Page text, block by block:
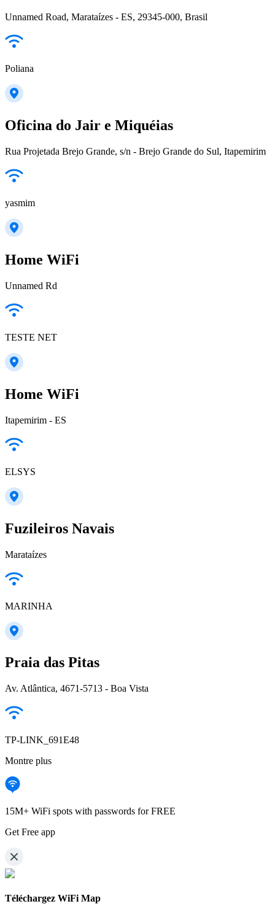
Unnamed Road, Marataízes - ES, 29345-000, Brasil
Poliana
Oficina do Jair e Miquéias
Rua Projetada Brejo Grande, s/n - Brejo Grande do Sul, Itapemirim
yasmim
Home WiFi
Unnamed Rd
TESTE NET
Home WiFi
Itapemirim - ES
ELSYS
Fuzileiros Navais
Marataízes
MARINHA
Praia das Pitas
Av. Atlântica, 4671-5713 - Boa Vista
TP-LINK_691E48
Montre plus
15M+ WiFi spots with passwords for FREE
Get Free app
Téléchargez WiFi Map